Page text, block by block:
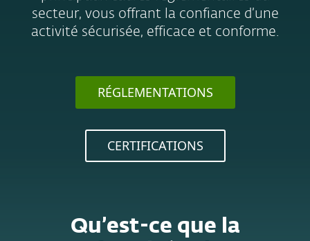
secteur, vous offrant la confiance d’une
activité sécurisée, efficace et conforme.
RÉGLEMENTATIONS
CERTIFICATIONS
Qu’est-ce que la